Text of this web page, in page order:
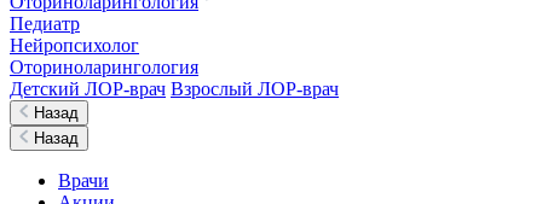
Педиатр
Нейропсихолог
Оториноларингология
Детский ЛОР-врач Взрослый ЛОР-врач
Назад
Назад
Врачи